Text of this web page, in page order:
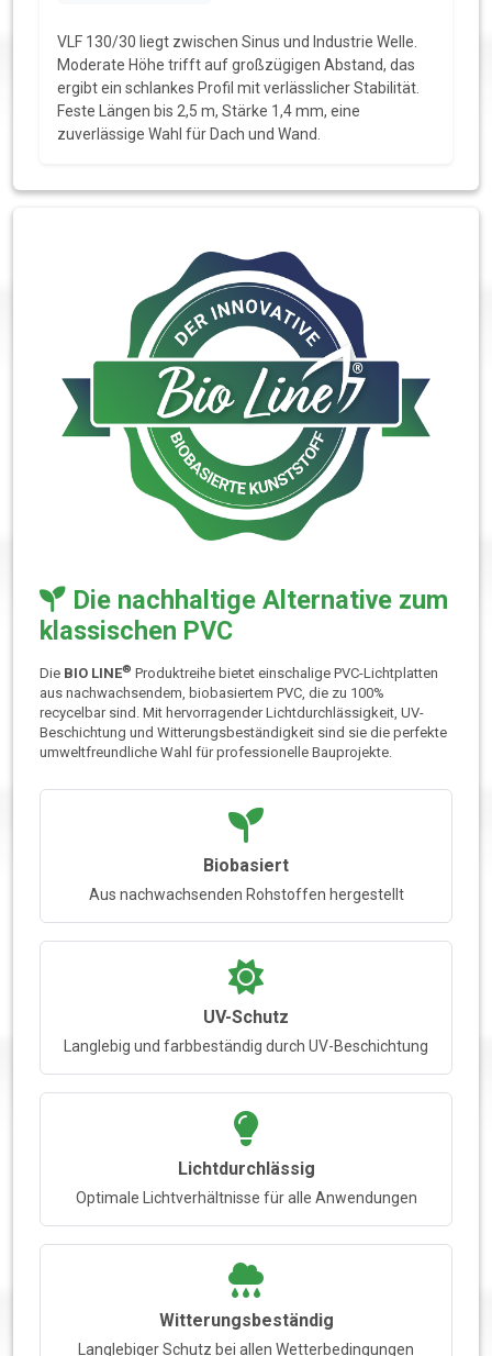
VLF 130/30 liegt zwischen Sinus und Industrie Welle.
Moderate Höhe trifft auf großzügigen Abstand, das
ergibt ein schlankes Profil mit verlässlicher Stabilität.
Feste Längen bis 2,5 m, Stärke 1,4 mm, eine
zuverlässige Wahl für Dach und Wand.
Die nachhaltige Alternative zum
klassischen PVC
Die BIO LINE® Produktreihe bietet einschalige PVC-Lichtplatten
aus nachwachsendem, biobasiertem PVC, die zu 100%
recycelbar sind. Mit hervorragender Lichtdurchlässigkeit, UV-
Beschichtung und Witterungsbeständigkeit sind sie die perfekte
umweltfreundliche Wahl für professionelle Bauprojekte.
Biobasiert
Aus nachwachsenden Rohstoffen hergestellt
UV-Schutz
Langlebig und farbbeständig durch UV-Beschichtung
Lichtdurchlässig
Optimale Lichtverhältnisse für alle Anwendungen
Witterungsbeständig
Langlebiger Schutz bei allen Wetterbedingungen